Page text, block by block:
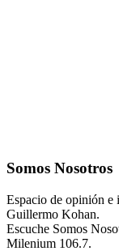
Somos Nosotros
Espacio de opinión
Guillermo Kohan.
Escuche Somos
Milenium 106.7.